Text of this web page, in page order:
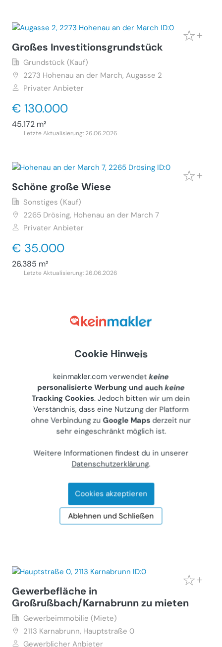
Großes Investitionsgrundstück
Grundstück (Kauf)
2273 Hohenau an der March, Augasse 2
Privater Anbieter
€ 130.000
45.172 m²
Letzte Aktualisierung: 26.06.2026
Schöne große Wiese
Sonstiges (Kauf)
2265 Drösing, Hohenau an der March 7
Privater Anbieter
€ 35.000
26.385 m²
Letzte Aktualisierung: 26.06.2026
Vermiete modernes 100m2 Loft mit
Galerie und Garten
Wohnung (Miete)
Privater Anbieter
1 Zimmer
Gewerbefläche in
Großrußbach/Karnabrunn zu mieten
Gewerbeimmobilie (Miete)
2113 Karnabrunn, Hauptstraße 0
Gewerblicher Anbieter
Cookie Hinweis
keinmakler.com verwendetkeine
personalisierte Werbung und auchkeine
Tracking Cookies. Jedoch bitten wir um dein
Verständnis, dass eine Nutzung der Platform
ohne Verbindung zuGoogle Maps derzeit nur
sehr eingeschränkt möglich ist.
Weitere Informationen findest du in unserer
Datenschutzerklärung.
Cookies akzeptieren
Ablehnen und Schließen